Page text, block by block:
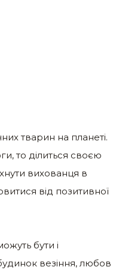
тварин на планеті.
то ділиться своєю
вихованця в
від позитивної
бути і
везіння, любов